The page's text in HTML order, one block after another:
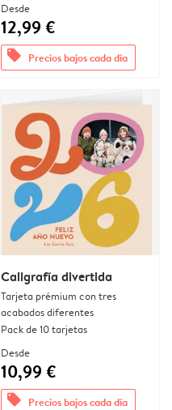
Desde
12,99 €
offers Precios bajos cada día
Caligrafía divertida
Tarjeta prémium con tres
acabados diferentes
Pack de 10 tarjetas
Desde
10,99 €
offers Precios bajos cada día